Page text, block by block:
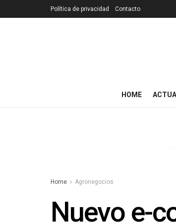
Política de privacidad Contacto
HOME
Home Agronegocios
Nuevo e-